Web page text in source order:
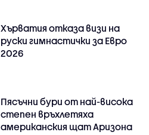
Хърватия отказа визи на
руски гимнастички за Евро
2026
Пясъчни бури от най-висока
степен връхлетяха
американския щат Аризона